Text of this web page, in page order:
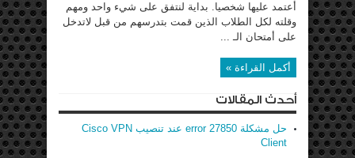
أعتمد عليها شخصيا. بداية لنتفق على شيء واحد ومهم
وقلته لكل الطلاب الذين قمت بتدرسهم من قبل لاتدخل
على أمتحان الـ ...
أكمل القراءة »
أحدث المقالات
حل مشكلة error 27850 عند تنصيب Cisco VPN
Client